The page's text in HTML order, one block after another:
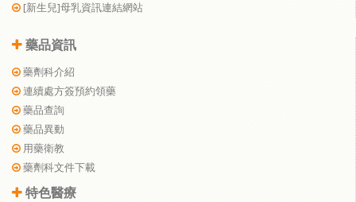
[新生兒]母乳資訊連結網站
藥品資訊
藥劑科介紹
連續處方簽預約領藥
藥品查詢
藥品異動
用藥衛教
藥劑科文件下載
特色醫療